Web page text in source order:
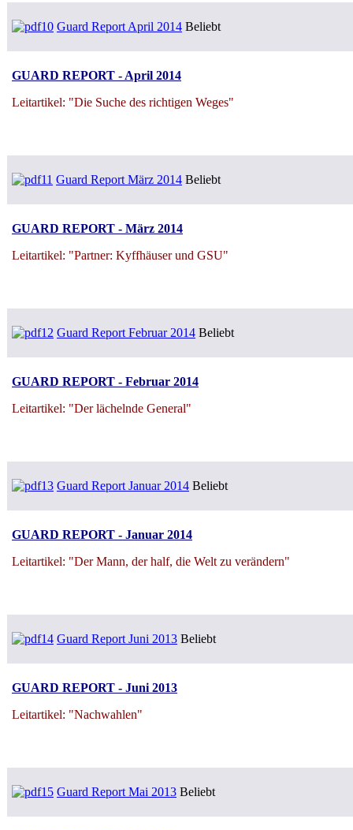
Guard Report April 2014 Beliebt
GUARD REPORT - April 2014
Leitartikel: "Die Suche des richtigen Weges"
Guard Report März 2014 Beliebt
GUARD REPORT - März 2014
Leitartikel: "Partner: Kyffhäuser und GSU"
Guard Report Februar 2014 Beliebt
GUARD REPORT - Februar 2014
Leitartikel: "Der lächelnde General"
Guard Report Januar 2014 Beliebt
GUARD REPORT - Januar 2014
Leitartikel: "Der Mann, der half, die Welt zu verändern"
Guard Report Juni 2013 Beliebt
GUARD REPORT - Juni 2013
Leitartikel: "Nachwahlen"
Guard Report Mai 2013 Beliebt